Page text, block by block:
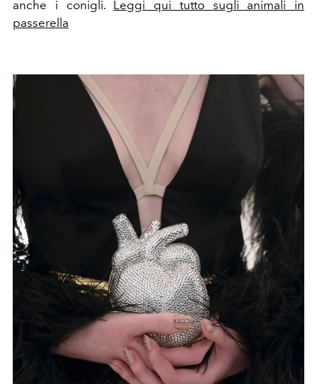
anche i conigli. Leggi qui tutto sugli animali in
passerella